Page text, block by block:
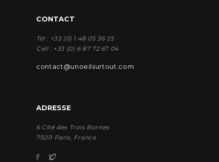
CONTACT
Tél : +33 (0) 1 48 05 36 25
Cell : +33 (0) 6 87 72 67 04
contact@unoeilsurtout.com
ADRESSE
6 Cité des Trois Bornes
75011 Paris, France